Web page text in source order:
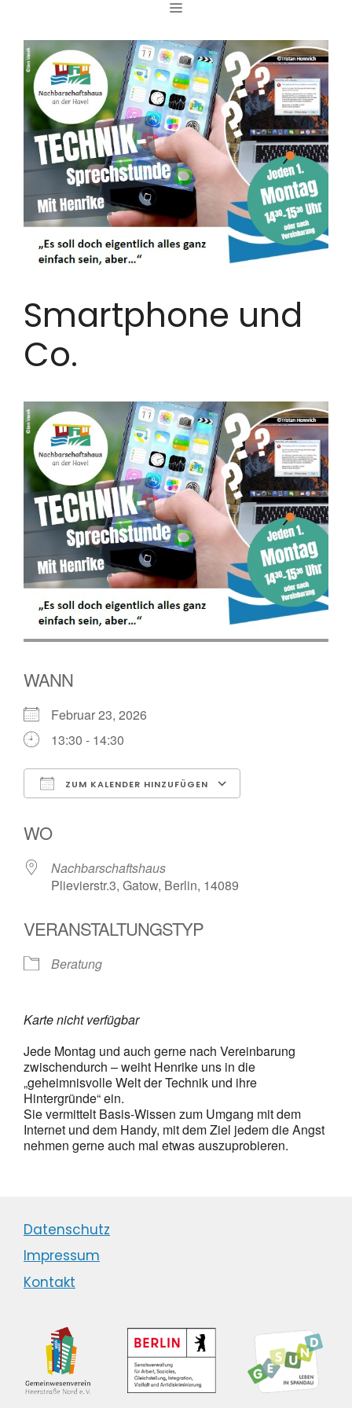
springen
MENÜ
Smartphone und
Co.
WANN
Februar 23, 2026
13:30 - 14:30
ZUM KALENDER HINZUFÜGEN
WO
Nachbarschaftshaus
Plievierstr.3, Gatow, Berlin, 14089
VERANSTALTUNGSTYP
Beratung
Karte nicht verfügbar
Jede Montag und auch gerne nach Vereinbarung
zwischendurch – weiht Henrike uns in die
„geheimnisvolle Welt der Technik und ihre
Hintergründe“ ein.
Sie vermittelt Basis-Wissen zum Umgang mit dem
Internet und dem Handy, mit dem Ziel jedem die Angst
nehmen gerne auch mal etwas auszuprobieren.
Datenschutz
Impressum
Kontakt